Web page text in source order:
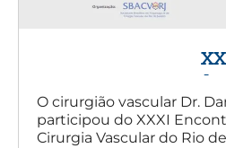
do
O cirurgião vascular Dr.
participou do XXXI
Cirurgia Vascular do Rio